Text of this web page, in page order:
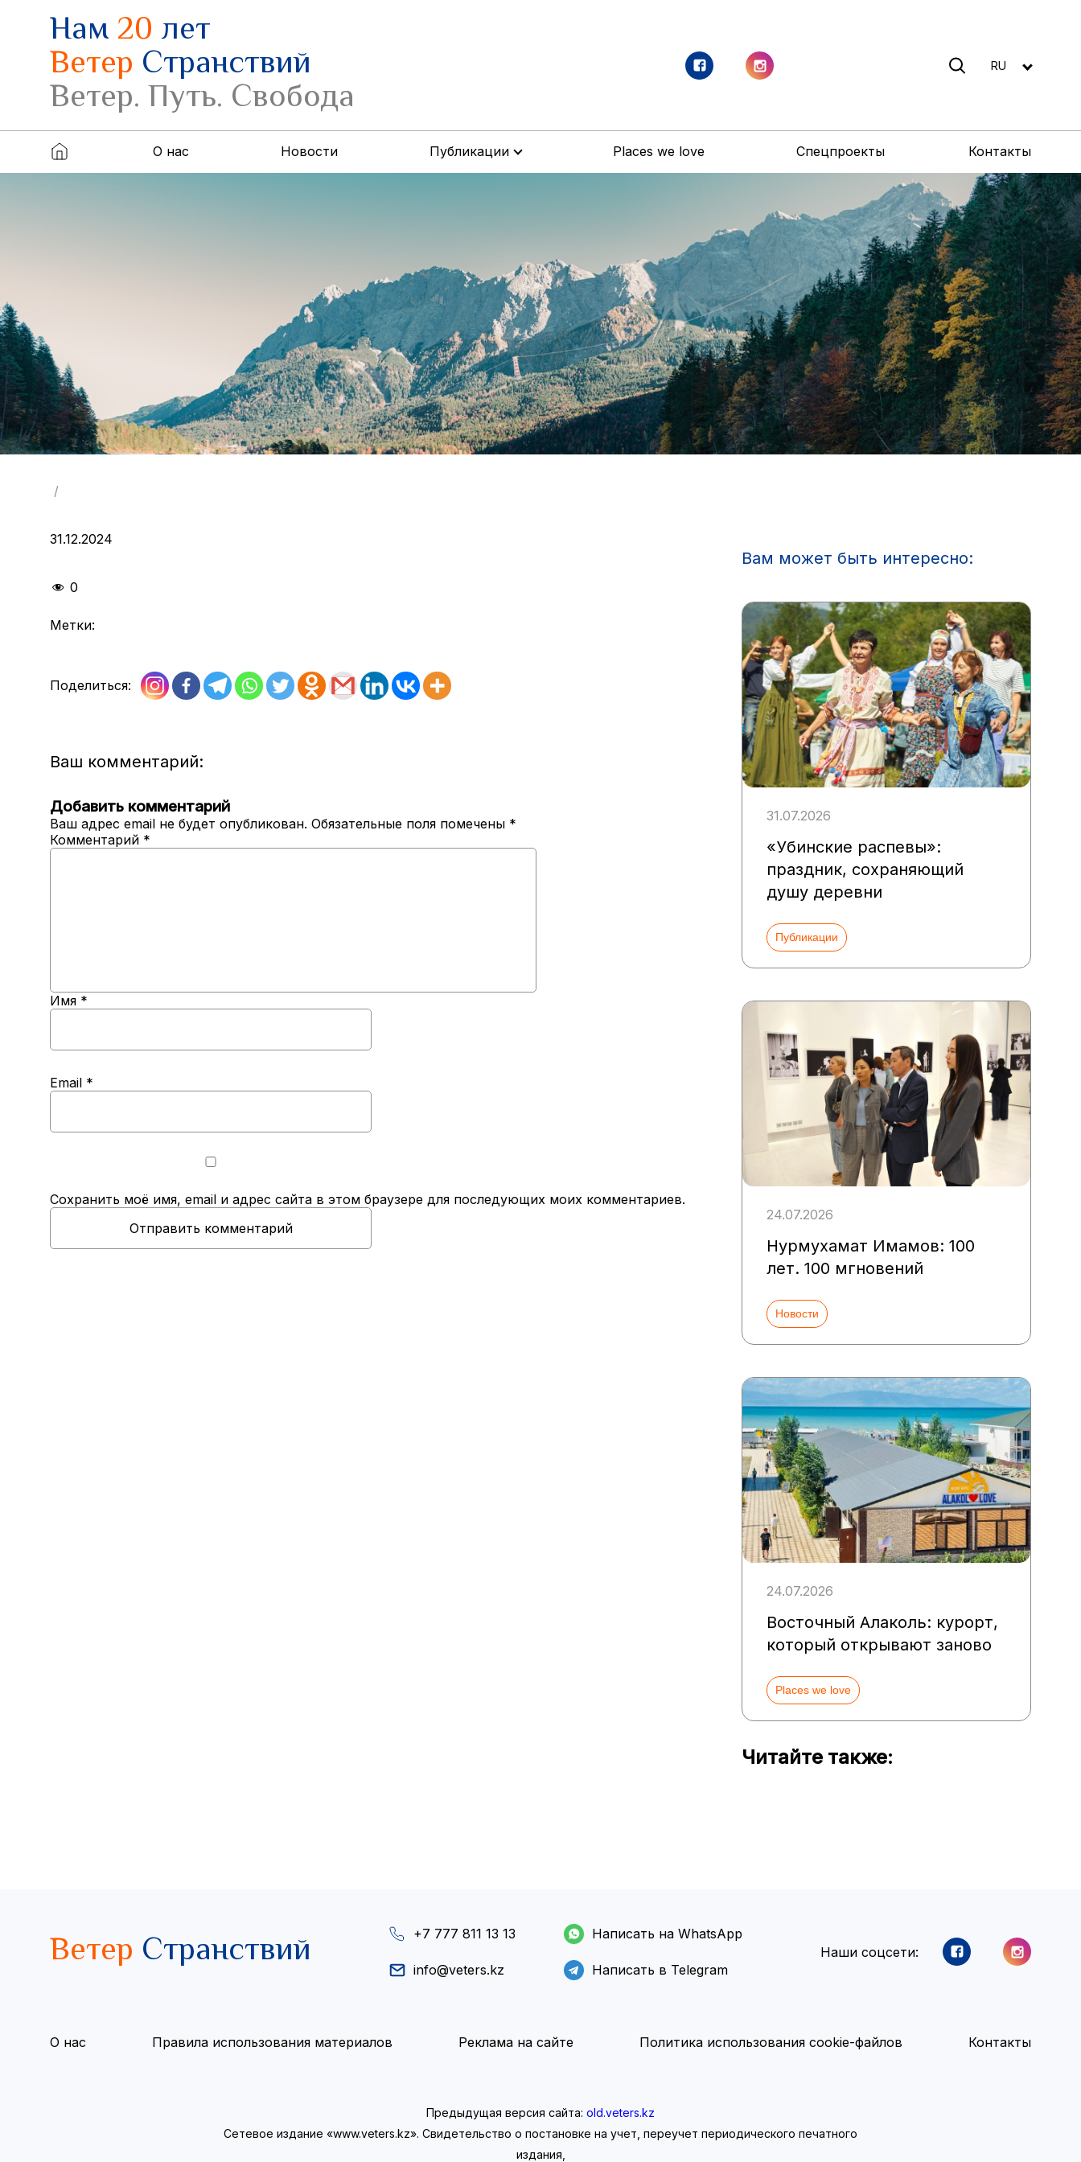
Нам20лет
Ветер Странствий
Ветер. Путь. Свобода
RU
О нас Новости Публикации Places we love Спецпроекты Контакты
/
31.12.2024
0
Метки:
Поделиться:
Ваш комментарий:
Добавить комментарий
Ваш адрес email не будет опубликован. Обязательные поля помечены *
Комментарий *
Имя *
Email *
Сохранить моё имя, email и адрес сайта в этом браузере для последующих моих комментариев.
Вам может быть интересно:
31.07.2026
«Убинские распевы»:
праздник, сохраняющий
душу деревни
Публикации
24.07.2026
Нурмухамат Имамов: 100
лет. 100 мгновений
Новости
24.07.2026
Восточный Алаколь: курорт,
который открывают заново
Places we love
Читайте также:
Ветер Странствий +7 777 811 13 13
info@veters.kz
Написать на WhatsApp
Написать в Telegram
Наши соцсети:
О нас Правила использования материалов Реклама на сайте Политика использования cookie-файлов Контакты
Предыдущая версия сайта: old.veters.kz
Сетевое издание «www.veters.kz». Свидетельство о постановке на учет, переучет периодического печатного
издания,